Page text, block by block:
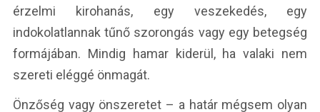
érzelmi kirohanás, egy veszekedés, egy
indokolatlannak tűnő szorongás vagy egy betegség
formájában. Mindig hamar kiderül, ha valaki nem
szereti eléggé önmagát.
Önzőség vagy önszeretet – a határ mégsem olyan